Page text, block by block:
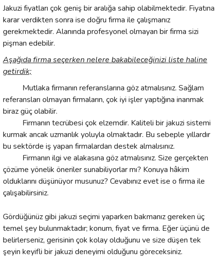
Jakuzi fiyatları çok geniş bir aralığa sahip olabilmektedir. Fiyatına
karar verdikten sonra ise doğru firma ile çalışmanız
gerekmektedir. Alanında profesyonel olmayan bir firma sizi
pişman edebilir.
Aşağıda firma seçerken nelere bakabileceğinizi liste haline
getirdik;
Mutlaka firmanın referanslarına göz atmalısınız. Sağlam
referansları olmayan firmaların, çok iyi işler yaptığına inanmak
biraz güç olabilir.
Firmanın tecrübesi çok elzemdir. Kaliteli bir jakuzi sistemi
kurmak ancak uzmanlık yoluyla olmaktadır. Bu sebeple yıllardır
bu sektörde iş yapan firmalardan destek almalısınız.
Firmanın ilgi ve alakasına göz atmalısınız. Size gerçekten
çözüme yönelik öneriler sunabiliyorlar mı? Konuya hâkim
olduklarını düşünüyor musunuz? Cevabınız evet ise o firma ile
çalışabilirsiniz.
Gördüğünüz gibi jakuzi seçimi yaparken bakmanız gereken üç
temel şey bulunmaktadır; konum, fiyat ve firma. Eğer üçünü de
belirlerseniz, gerisinin çok kolay olduğunu ve size düşen tek
şeyin keyifli bir jakuzi deneyimi olduğunu göreceksiniz.